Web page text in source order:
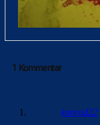
1 Kommentar
konrad22